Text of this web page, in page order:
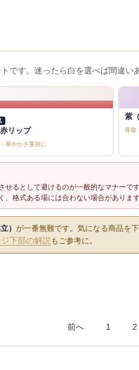
です。迷ったら白を選べば間違い
リップ
華やかさ重視に
紫
尊敬
せるとして避けるのが一般的なマナーです
格式ある場には合わない場合があります
） が一番無難です。気になる商品を
下部の解説 もご参考に。
前へ 1 2